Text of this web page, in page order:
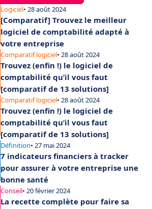
Logiciel• 28 août 2024
[Comparatif] Trouvez le meilleur
logiciel de comptabilité adapté à
votre entreprise
Comparatif logiciel• 28 août 2024
Trouvez (enfin !) le logiciel de
comptabilité qu’il vous faut
[comparatif de 13 solutions]
Comparatif logiciel• 28 août 2024
Trouvez (enfin !) le logiciel de
comptabilité qu’il vous faut
[comparatif de 13 solutions]
Définition• 27 mai 2024
7 indicateurs financiers à tracker
pour assurer à votre entreprise une
bonne santé
Conseil• 20 février 2024
La recette complète pour faire sa